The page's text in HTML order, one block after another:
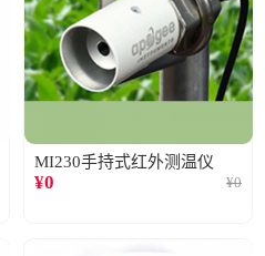
MI230手持式红外测温仪
¥0 ¥0